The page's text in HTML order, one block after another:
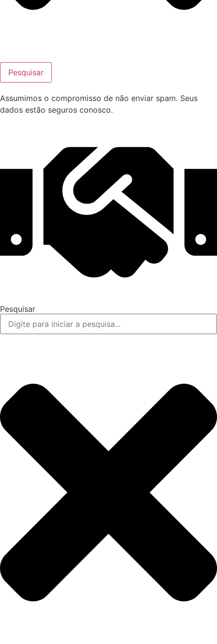
Pesquisar
Assumimos o compromisso de não enviar spam. Seus
dados estão seguros conosco.
Pesquisar